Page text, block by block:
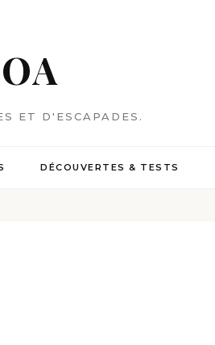
ET D'ESCAPADES.
DÉCOUVERTES & TESTS